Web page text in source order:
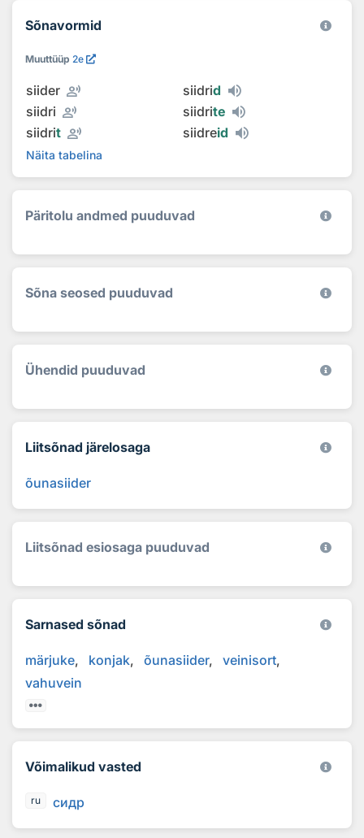
Sõnavormid
Muuttüüp 2e
siider record_voice_over siidrid
siidri record_voice_over siidrite
siidrit record_voice_over siidreid
Näita tabelina
Päritolu andmed puuduvad
Sõna seosed puuduvad
Ühendid puuduvad
Liitsõnad järelosaga
õunasiider
Liitsõnad esiosaga puuduvad
Sarnased sõnad
märjuke konjak õunasiider
veinisort
vahuvein
Võimalikud vasted
ru сидр